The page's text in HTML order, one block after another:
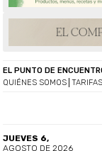
QUIÉNES SOMOS TARIFAS
EL PUNTO DE
JUEVES 6,
AGOSTO DE 2026